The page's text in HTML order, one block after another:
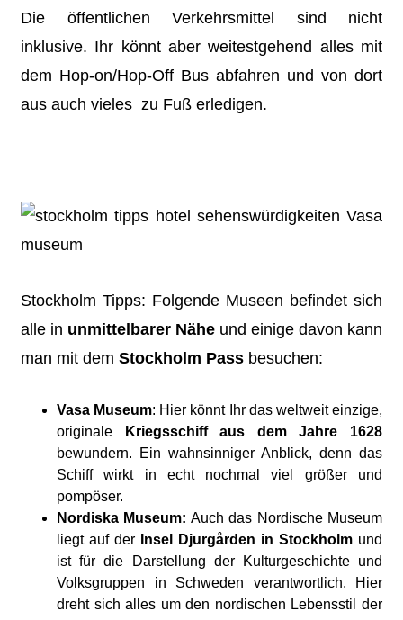
Die öffentlichen Verkehrsmittel sind nicht
inklusive. Ihr könnt aber weitestgehend alles mit
dem Hop-on/Hop-Off Bus abfahren und von dort
aus auch vieles zu Fuß erledigen.
Stockholm Tipps: Folgende Museen befindet sich
alle in unmittelbarer Nähe und einige davon kann
man mit dem Stockholm Pass besuchen:
Vasa Museum: Hier könnt Ihr das weltweit einzige,
originale
Kriegsschiff aus dem Jahre 1628
bewundern. Ein wahnsinniger Anblick, denn das
Schiff wirkt in echt nochmal viel größer und
pompöser.
Nordiska Museum: Auch das Nordische Museum
liegt auf der
Insel Djurgården in Stockholm und
ist für die Darstellung der Kulturgeschichte und
Volksgruppen in Schweden verantwortlich. Hier
dreht sich alles um den nordischen Lebensstil der